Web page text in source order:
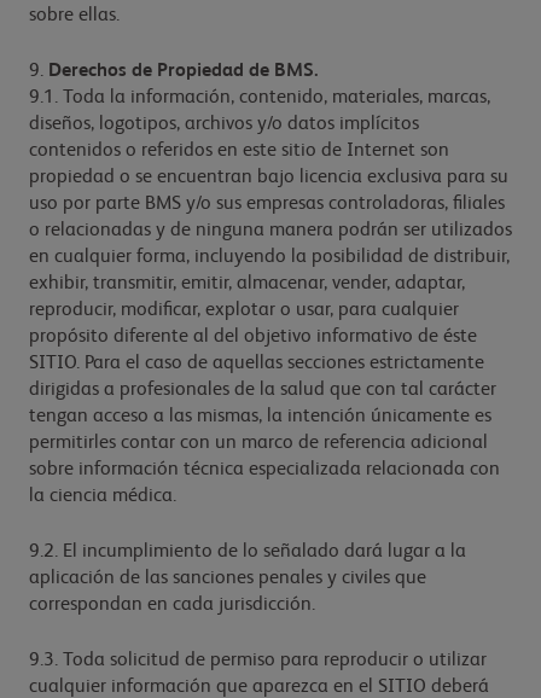
sobre ellas.
9. Derechos de Propiedad de BMS.
9.1. Toda la información, contenido, materiales, marcas,
diseños, logotipos, archivos y/o datos implícitos
contenidos o referidos en este sitio de Internet son
propiedad o se encuentran bajo licencia exclusiva para su
uso por parte BMS y/o sus empresas controladoras, filiales
o relacionadas y de ninguna manera podrán ser utilizados
en cualquier forma, incluyendo la posibilidad de distribuir,
exhibir, transmitir, emitir, almacenar, vender, adaptar,
reproducir, modificar, explotar o usar, para cualquier
propósito diferente al del objetivo informativo de éste
SITIO. Para el caso de aquellas secciones estrictamente
dirigidas a profesionales de la salud que con tal carácter
tengan acceso a las mismas, la intención únicamente es
permitirles contar con un marco de referencia adicional
sobre información técnica especializada relacionada con
la ciencia médica.
9.2. El incumplimiento de lo señalado dará lugar a la
aplicación de las sanciones penales y civiles que
correspondan en cada jurisdicción.
9.3. Toda solicitud de permiso para reproducir o utilizar
cualquier información que aparezca en el SITIO deberá